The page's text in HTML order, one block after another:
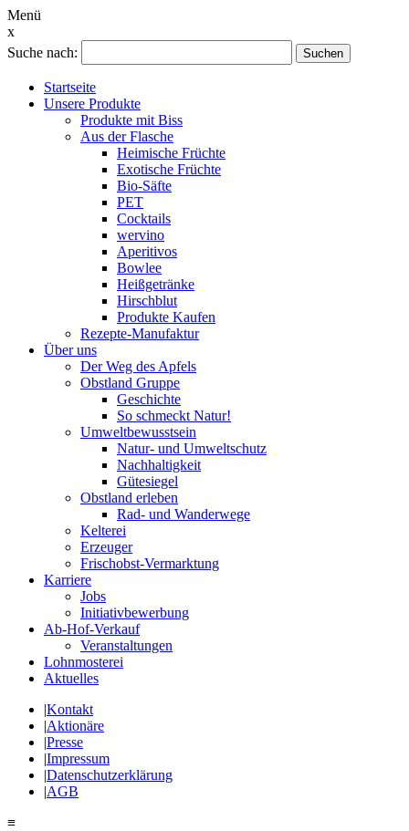
Menü
x
Suche nach:
Suchen
Startseite
Unsere Produkte
Produkte mit Biss
Aus der Flasche
Heimische Früchte
Exotische Früchte
Bio-Säfte
PET
Cocktails
wervino
Aperitivos
Bowlee
Heißgetränke
Hirschblut
Produkte Kaufen
Rezepte-Manufaktur
Über uns
Der Weg des Apfels
Obstland Gruppe
Geschichte
So schmeckt Natur!
Umweltbewusstsein
Natur- und Umweltschutz
Nachhaltigkeit
Gütesiegel
Obstland erleben
Rad- und Wanderwege
Kelterei
Erzeuger
Frischobst-Vermarktung
Karriere
Jobs
Initiativbewerbung
Ab-Hof-Verkauf
Veranstaltungen
Lohnmosterei
Aktuelles
|Kontakt
|Aktionäre
|Presse
|Impressum
|Datenschutzerklärung
|AGB
≡